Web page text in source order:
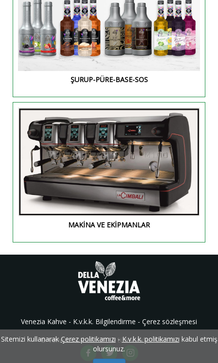
ŞURUP-PÜRE-BASE-SOS
MAKİNA VE EKİPMANLAR
Venezia Kahve - K.v.k.k. Bilgilendirme - Çerez sözleşmesi
© Venezia Kahve - 2018 tüm hakları saklıdır.
Sitemizi kullanarakÇerez politikamızı -K.v.k.k. politikamızı kabul etmiş
olursunuz.